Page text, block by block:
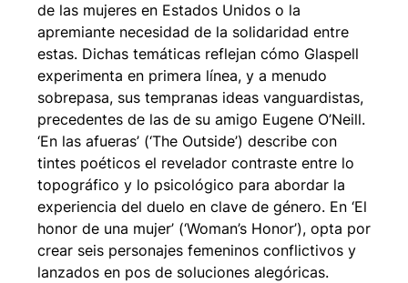
de las mujeres en Estados Unidos o la
apremiante necesidad de la solidaridad entre
estas. Dichas temáticas reflejan cómo Glaspell
experimenta en primera línea, y a menudo
sobrepasa, sus tempranas ideas vanguardistas,
precedentes de las de su amigo Eugene O’Neill.
‘En las afueras’ (‘The Outside’) describe con
tintes poéticos el revelador contraste entre lo
topográfico y lo psicológico para abordar la
experiencia del duelo en clave de género. En ‘El
honor de una mujer’ (‘Woman’s Honor’), opta por
crear seis personajes femeninos conflictivos y
lanzados en pos de soluciones alegóricas.